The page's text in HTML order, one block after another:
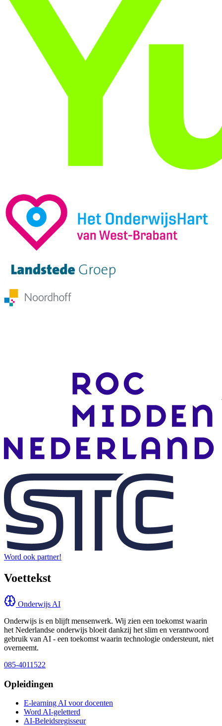
Word ook partner!
Voettekst
Onderwijs AI
Onderwijs is en blijft mensenwerk. Wij zien een toekomst waarin
het Nederlandse onderwijs bloeit dankzij het slim en verantwoord
gebruik van AI - een toekomst waarin technologie ondersteunt, niet
overneemt.
085-4011522
Opleidingen
E-learning AI voor docenten
Word AI-geletterd
AI-Beleidsregisseur